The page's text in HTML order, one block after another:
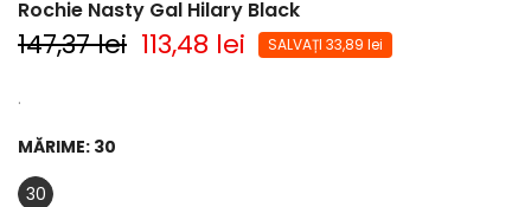
Rochie Nasty Gal Hilary Black
147,37 lei 113,48 lei SALVAȚI 33,89 lei
.
MĂRIME: 30
30